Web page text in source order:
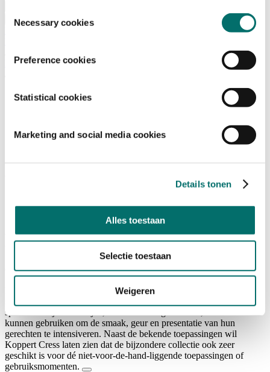
Necessary cookies
Preference cookies
Statistical cookies
Marketing and social media cookies
Details tonen
Alles toestaan
Selectie toestaan
Weigeren
Over Horecava
NIEUWSBRIEF
Exposanten Horecava
Koppert Cress BV
Gespecialiseerd in ‘Cressen’
Koppert Cress is al jarenlang bekend als leverancier van cressen en
specialties zijn natuurlijke, innovatieve ingrediënten, die chefs
kunnen gebruiken om de smaak, geur en presentatie van hun
gerechten te intensiveren. Naast de bekende toepassingen wil
Koppert Cress laten zien dat de bijzondere collectie ook zeer
geschikt is voor dé niet-voor-de-hand-liggende toepassingen of
gebruiksmomenten.